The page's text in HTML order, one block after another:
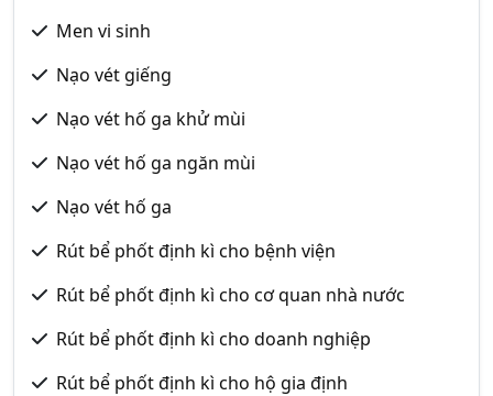
Men vi sinh
Nạo vét giếng
Nạo vét hố ga khử mùi
Nạo vét hố ga ngăn mùi
Nạo vét hố ga
Rút bể phốt định kì cho bệnh viện
Rút bể phốt định kì cho cơ quan nhà nước
Rút bể phốt định kì cho doanh nghiệp
Rút bể phốt định kì cho hộ gia định